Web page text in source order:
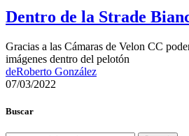
Dentro de la Strade
Gracias a las Cámaras de Velon CC
imágenes dentro del pelotón
deRoberto González
07/03/2022
Buscar